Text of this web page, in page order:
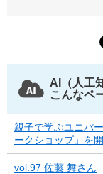
AI（人工
こんなペ
親子で学ぶユニバ
ークショップ」を
vol.97 佐藤 舞さん